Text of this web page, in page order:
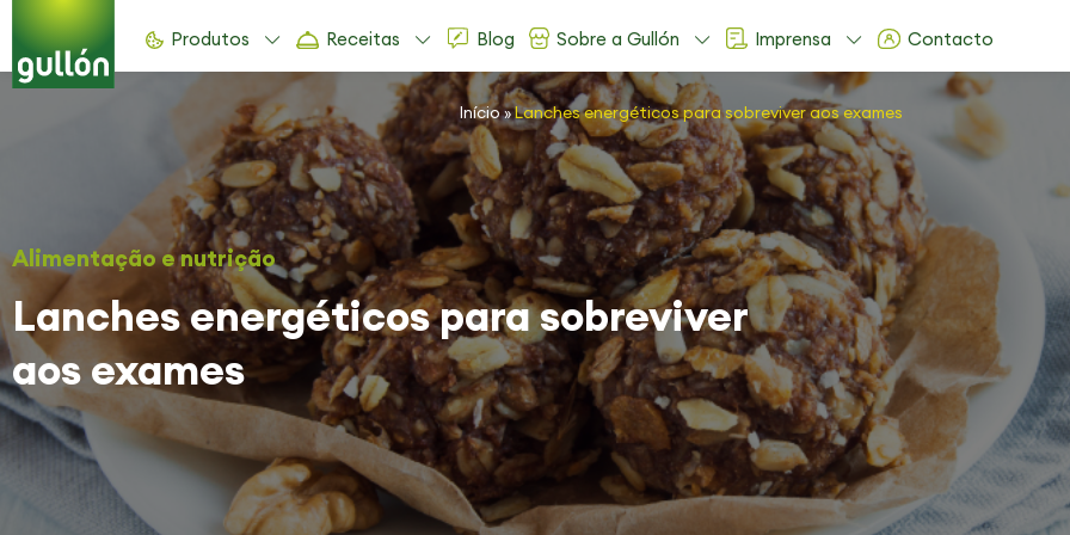
Produtos Receitas Blog Sobre a Gullón Imprensa Contacto
Início»Lanches energéticos para sobreviver aos exames
Alimentação e nutrição
Lanches energéticos para sobreviver
aos exames